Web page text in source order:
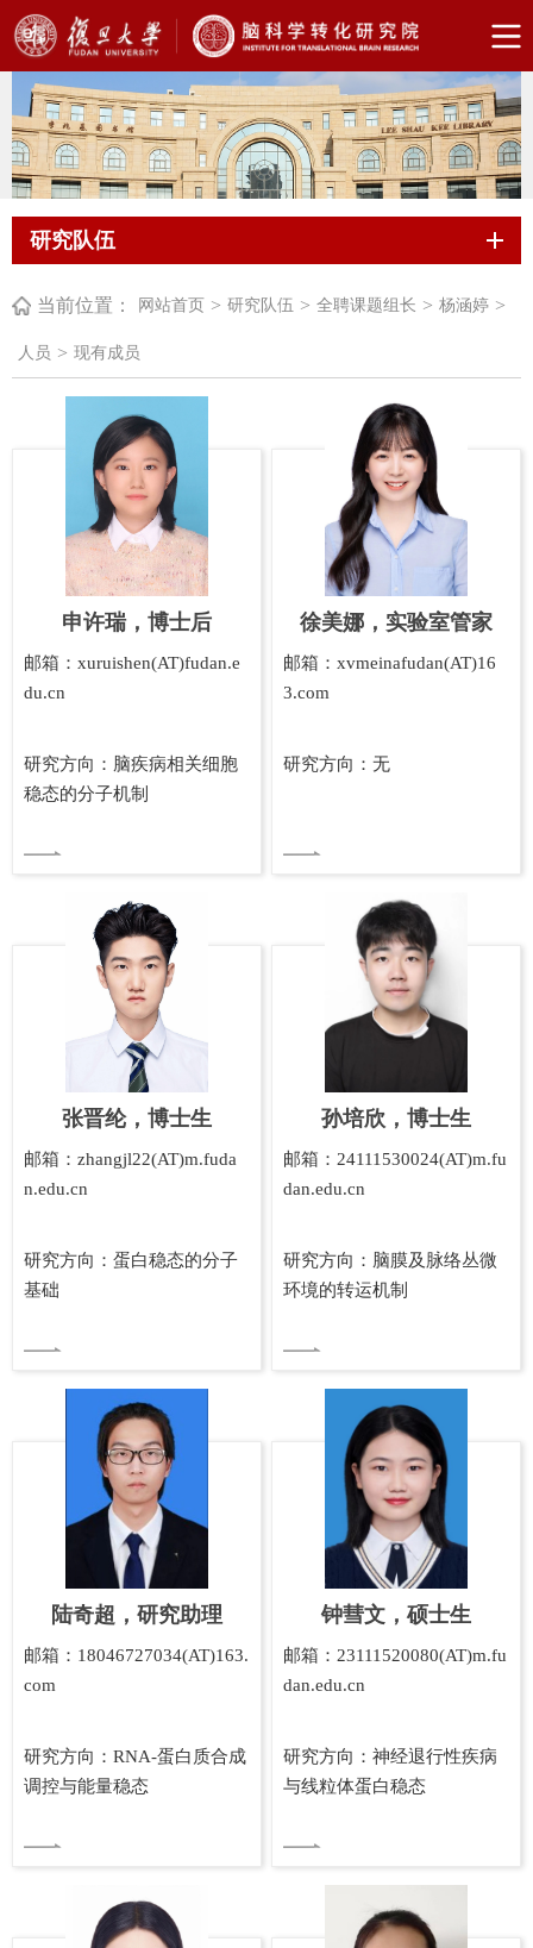
研究队伍
当前位置： 网站首页 > 研究队伍 > 全聘课题组长 > 杨涵婷 >
人员 > 现有成员
申许瑞，博士后
邮箱：xuruishen(AT)fudan.e
du.cn
研究方向：脑疾病相关细胞
稳态的分子机制
徐美娜，实验室管家
邮箱：xvmeinafudan(AT)16
3.com
研究方向：无
张晋纶，博士生
邮箱：zhangjl22(AT)m.fuda
n.edu.cn
研究方向：蛋白稳态的分子
基础
孙培欣，博士生
邮箱：24111530024(AT)m.fu
dan.edu.cn
研究方向：脑膜及脉络丛微
环境的转运机制
陆奇超，研究助理
邮箱：18046727034(AT)163.
com
研究方向：RNA-蛋白质合成
调控与能量稳态
钟彗文，硕士生
邮箱：23111520080(AT)m.fu
dan.edu.cn
研究方向：神经退行性疾病
与线粒体蛋白稳态